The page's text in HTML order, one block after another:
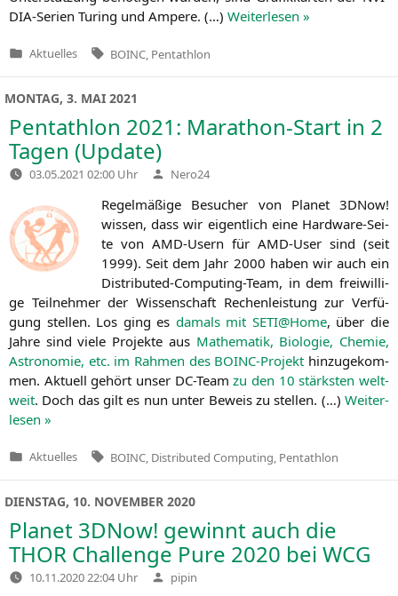
DIA-Seri­en Turing und Ampere. (…) Wei­ter­le­sen »
Veröffentlicht
Aktuelles Tags:
BOINC Pentathlon
MONTAG, 3. MAI 2021
Pentathlon 2021: Marathon-Start in 2
Tagen (Update)
03.05.2021 02:00 Uhr Verfasst
von
Nero24
Regel­mä­ßi­ge Besu­cher von Pla­net 3DNow!
wis­sen, dass wir eigent­lich eine Hard­ware-Sei­
te von AMD-Usern für AMD-User sind (seit
1999). Seit dem Jahr 2000 haben wir auch ein
Dis­tri­bu­ted-Com­pu­ting-Team, in dem frei­wil­li­
ge Teil­neh­mer der Wis­sen­schaft Rechen­leis­tung zur Ver­fü­
gung stel­len. Los ging es damals mit SETI@Home, über die
Jah­re sind vie­le Pro­jek­te aus Mathe­ma­tik, Bio­lo­gie, Che­mie,
Astro­no­mie, etc. im Rah­men des BOINC-Pro­jekt hin­zu­ge­kom­
men. Aktu­ell gehört unser DC-Teamzu den 10 stärks­ten welt­
weit. Doch das gilt es nun unter Beweis zu stel­len. (…) Wei­ter­
le­sen »
Veröffentlicht
Aktuelles Tags:
BOINC Distributed Computing Pentathlon
DIENSTAG, 10. NOVEMBER 2020
Planet 3DNow! gewinnt auch die
THOR Challenge Pure 2020 bei WCG
10.11.2020 22:04 Uhr Verfasst
von
pipin